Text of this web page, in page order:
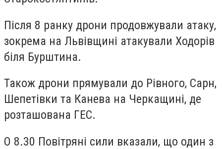
Після 8 ранку дрони продовжували атаку,
зокрема на Львівщині атакували Ходорів
біля Бурштина.
Також дрони прямували до Рівного, Сарн,
Шепетівки та Канева на Черкащині, де
розташована ГЕС.
О 8.30 Повітряні сили вказали, що один з